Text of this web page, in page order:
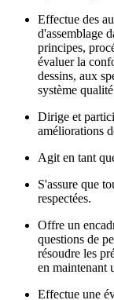
Effectue des
d'assemblage
principes,
évaluer la
dessins, aux
système
Dirige et
améliorations
Agit en tant
S'assure que
respectées.
Offre un
questions de
résoudre les
en maintenant
Effectue une